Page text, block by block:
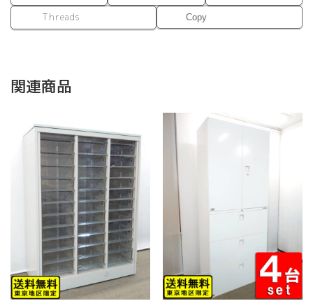
Threads
Copy
関連商品